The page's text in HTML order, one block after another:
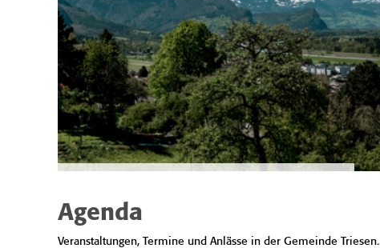
Agenda
Veranstaltungen, Termine und Anlässe in der Gemeinde Triesen.